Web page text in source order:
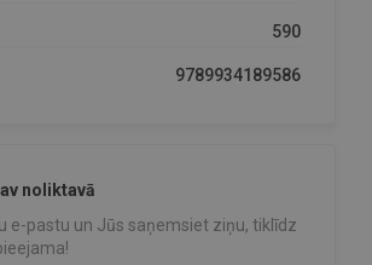
590
9789934189586
noliktavā
e-pastu un Jūs saņemsiet ziņu, tiklīdz